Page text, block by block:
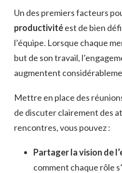
Un des premiers facteurs
productivitéest de bien
l’équipe. Lorsque chaque
but de son travail,
augmentent
Mettre en place des
de discuter clairement des
rencontres, vous pouvez :
Partager la vision de
comment chaque rôle